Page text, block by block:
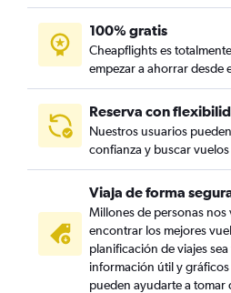
100% gratis
Cheapflights es
empezar a ahorrar desde
Reserva con
Nuestros usuarios
confianza y buscar
Viaja de forma
Millones de personas nos
encontrar los mejores
planificación de viajes
información útil y
pueden ayudarte a tomar